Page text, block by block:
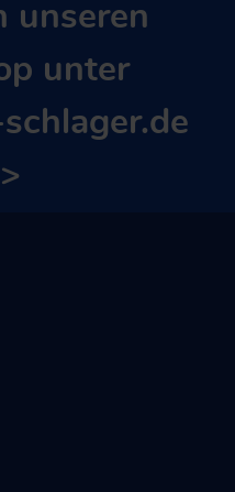
unseren
unter